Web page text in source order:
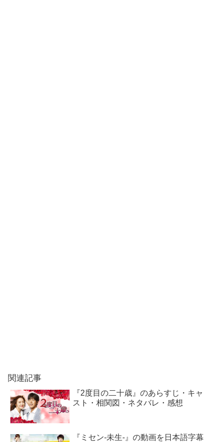
関連記事
『2度目の二十歳』のあらすじ・キャ
スト・相関図・ネタバレ・感想
『ミセン-未生-』の動画を日本語字幕